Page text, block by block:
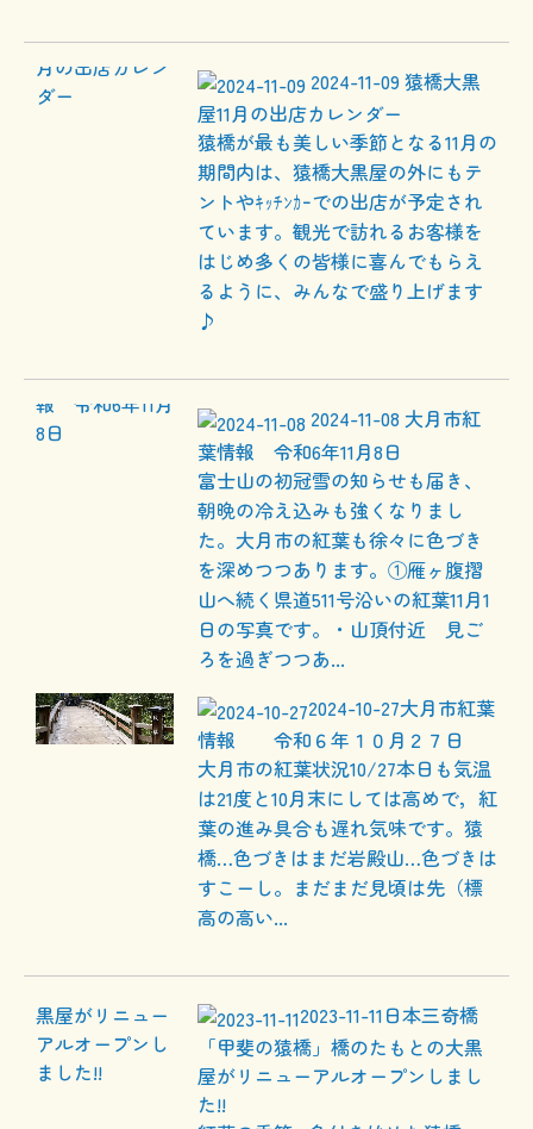
2024-11-09猿橋大黒
屋11月の出店カレンダー
猿橋が最も美しい季節となる11月の
期間内は、猿橋大黒屋の外にもテ
ントやｷｯﾁﾝｶｰでの出店が予定され
ています。観光で訪れるお客様を
はじめ多くの皆様に喜んでもらえ
るように、みんなで盛り上げます
♪
2024-11-08 大月市紅
葉情報 令和6年11月8日
富士山の初冠雪の知らせも届き、
朝晩の冷え込みも強くなりまし
た。大月市の紅葉も徐々に色づき
を深めつつあります。①雁ヶ腹摺
山へ続く県道511号沿いの紅葉11月1
日の写真です。・山頂付近 見ご
ろを過ぎつつあ...
2024-10-27大月市紅葉
情報 令和６年１０月２７日
大月市の紅葉状況10/27本日も気温
は21度と10月末にしては高めで，紅
葉の進み具合も遅れ気味です。猿
橋…色づきはまだ岩殿山…色づきは
すこーし。まだまだ見頃は先（標
高の高い...
2023-11-11日本三奇橋
「甲斐の猿橋」橋のたもとの大黒
屋がリニューアルオープンしまし
た!!